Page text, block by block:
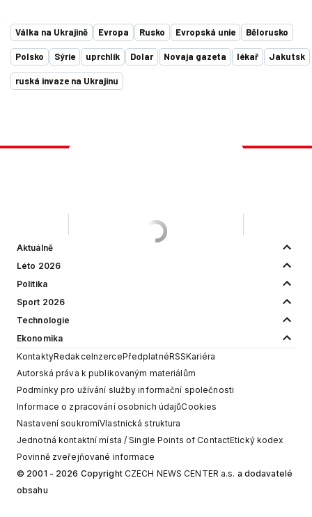
Válka na Ukrajině Evropa Rusko Evropská unie Bělorusko
Polsko Sýrie uprchlík Dolar Novaja gazeta lékař Jakutsk
ruská invaze na Ukrajinu
Aktuálně
Léto 2026
Politika
Sport 2026
Technologie
Ekonomika
KontaktyRedakceInzercePředplatnéRSSKariéra
Autorská práva k publikovaným materiálům
Podmínky pro užívání služby informační společnosti
Informace o zpracování osobních údajůCookies
Nastavení soukromíVlastnická struktura
Jednotná kontaktní místa / Single Points of ContactEtický kodex
Povinně zveřejňované informace
© 2001 - 2026 Copyright CZECH NEWS CENTER a.s. a dodavatelé
obsahu